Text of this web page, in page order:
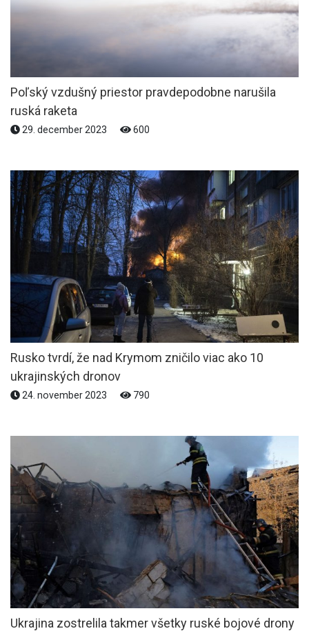
Poľský vzdušný priestor pravdepodobne narušila
ruská raketa
29. december 2023 600
Rusko tvrdí, že nad Krymom zničilo viac ako 10
ukrajinských dronov
24. november 2023 790
Ukrajina zostrelila takmer všetky ruské bojové drony